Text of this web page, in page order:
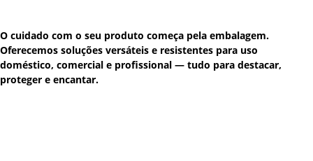
O cuidado com o seu produto começa pela embalagem.
Oferecemos soluções versáteis e resistentes para uso
doméstico, comercial e profissional — tudo para destacar,
proteger e encantar.